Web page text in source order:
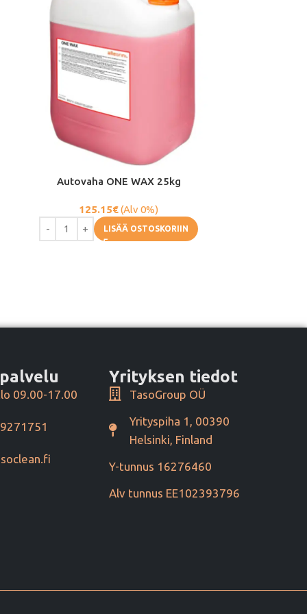
Autovaha ONE WAX 25kg
125.15€(Alv 0%)
LISÄÄ OSTOSKORIIN
09.00-17.00
Yrityksen tiedot
TasoGroup OÜ
Yrityspiha 1, 00390
Helsinki, Finland
Y-tunnus 16276460
Alv tunnus EE102393796